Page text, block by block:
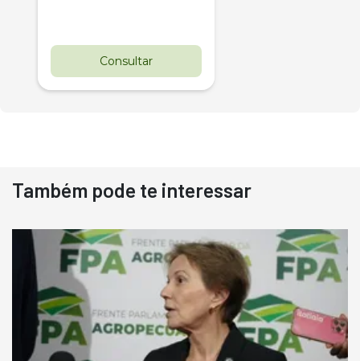
Consultar
Destaque
Usado
Pá Carregadeira Cat 966
Ano 1987
Londrina
R$ 145.000
Também pode te interessar